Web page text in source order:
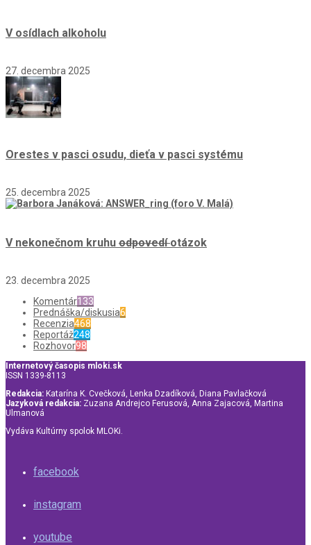
V osídlach alkoholu
27. decembra 2025
Orestes v pasci osudu, dieťa v pasci systému
25. decembra 2025
V nekonečnom kruhu odpovedíotázok
23. decembra 2025
Komentár133
Prednáška/diskusia6
Recenzia468
Reportáž248
Rozhovor98
Internetový časopis mloki.sk
ISSN 1339-8113
Redakcia: Katarína K. Cvečková, Lenka Dzadíková, Diana Pavlačková
Jazyková redakcia: Zuzana Andrejco Ferusová, Anna Zajacová, Martina
Ulmanová
Vydáva Kultúrny spolok MLOKi.
facebook
instagram
youtube